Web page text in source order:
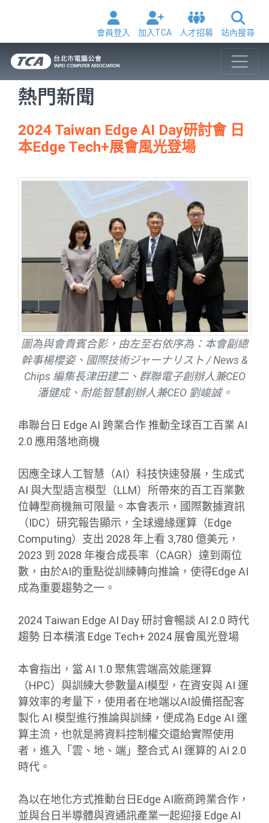
會員登入 加入TCA 人才招募 站內搜尋
熱門新聞
2024 Taiwan Edge AI Day研討會 日
本Edge Tech+展會風光登場
圖為與會貴賓合影，由左至右依序為：本會副總
幹事楊櫻姿、國際技術ジャーナリスト / News &
Chips 編集長津田建二、群聯電子創辦人兼CEO
潘健成、耐能智慧創辦人兼CEO 劉峻誠。
串聯台日 Edge AI 跨業合作 推動全球百工百業 AI
2.0 應用落地商機
因應全球人工智慧（AI）科技快速發展，生成式
AI 與大型語言模型（LLM）所帶來的百工百業數
位轉型商機無可限量。本會表示，國際數據資訊
（IDC）研究報告顯示，全球邊緣運算（Edge
Computing）支出 2028 年上看 3,780 億美元，
2023 到 2028 年複合成長率（CAGR）達到兩位
數，由於AI的重點從訓練轉向推論，使得Edge AI
成為重要趨勢之一。
2024 Taiwan Edge AI Day 研討會暢談 AI 2.0 時代
趨勢 日本橫濱 Edge Tech+ 2024 展會風光登場
本會指出，當 AI 1.0 聚焦雲端高效能運算
（HPC）與訓練大參數量AI模型，在資安與 AI 運
算效率的考量下，使用者在地端以AI設備搭配客
製化 AI 模型進行推論與訓練，便成為 Edge AI 運
算主流，也就是將資料控制權交還給實際使用
者，進入「雲、地、端」整合式 AI 運算的 AI 2.0
時代。
為以在地化方式推動台日Edge AI廠商跨業合作，
並與台日半導體與資通訊產業一起迎接 Edge AI